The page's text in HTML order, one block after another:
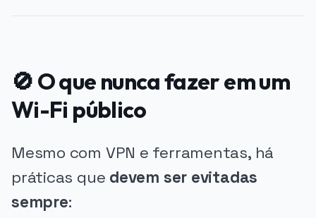
🚫 O que nunca fazer em um
Wi-Fi público
Mesmo com VPN e ferramentas, há
práticas que devem ser evitadas
sempre: